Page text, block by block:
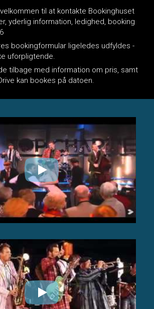
til at kontakte Bookinghuset
yderlig information, ledighed, booking
bookingformular ligeledes udfyldes -
uforpligtende.
tilbage med information om pris, samt
kan bookes på datoen.